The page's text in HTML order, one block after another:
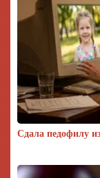
Сдала педофилу